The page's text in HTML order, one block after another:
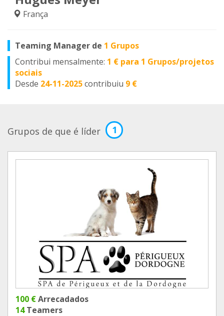
França
Teaming Manager de 1 Grupos
Contribui mensalmente: 1 € para 1 Grupos/projetos
sociais
Desde 24-11-2025contribuiu 9 €
Grupos de que é líder 1
100 €Arrecadados
14Teamers